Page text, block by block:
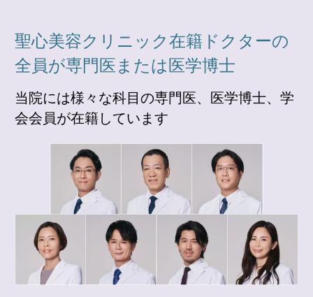
聖心美容クリニック在籍ドクターの
全員が専門医または医学博士
当院には様々な科目の専門医、医学博士、学
会会員が在籍しています